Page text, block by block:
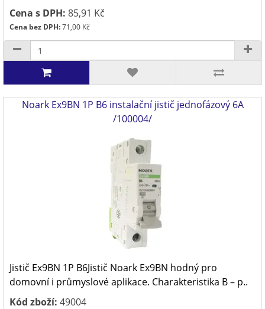
Cena s DPH: 85,91 Kč
Cena bez DPH:71,00 Kč
Noark Ex9BN 1P B6 instalační jistič jednofázový 6A
/100004/
Jistič Ex9BN 1P B6Jistič Noark Ex9BN hodný pro
domovní i průmyslové aplikace. Charakteristika B – p..
Kód zboží: 49004